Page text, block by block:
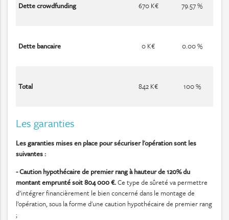
Dette crowdfunding 670 K€ 79.57 %
Dette bancaire 0 K€ 0.00 %
Total 842 K€ 100 %
Les garanties
Les garanties mises en place pour sécuriser l'opération sont les
suivantes :
- Caution hypothécaire de premier rang à hauteur de 120% du
montant emprunté soit 804 000 €.Ce type de sûreté va permettre
d’intégrer financièrement le bien concerné dans le montage de
l’opération, sous la forme d'une caution hypothécaire de premier rang
;